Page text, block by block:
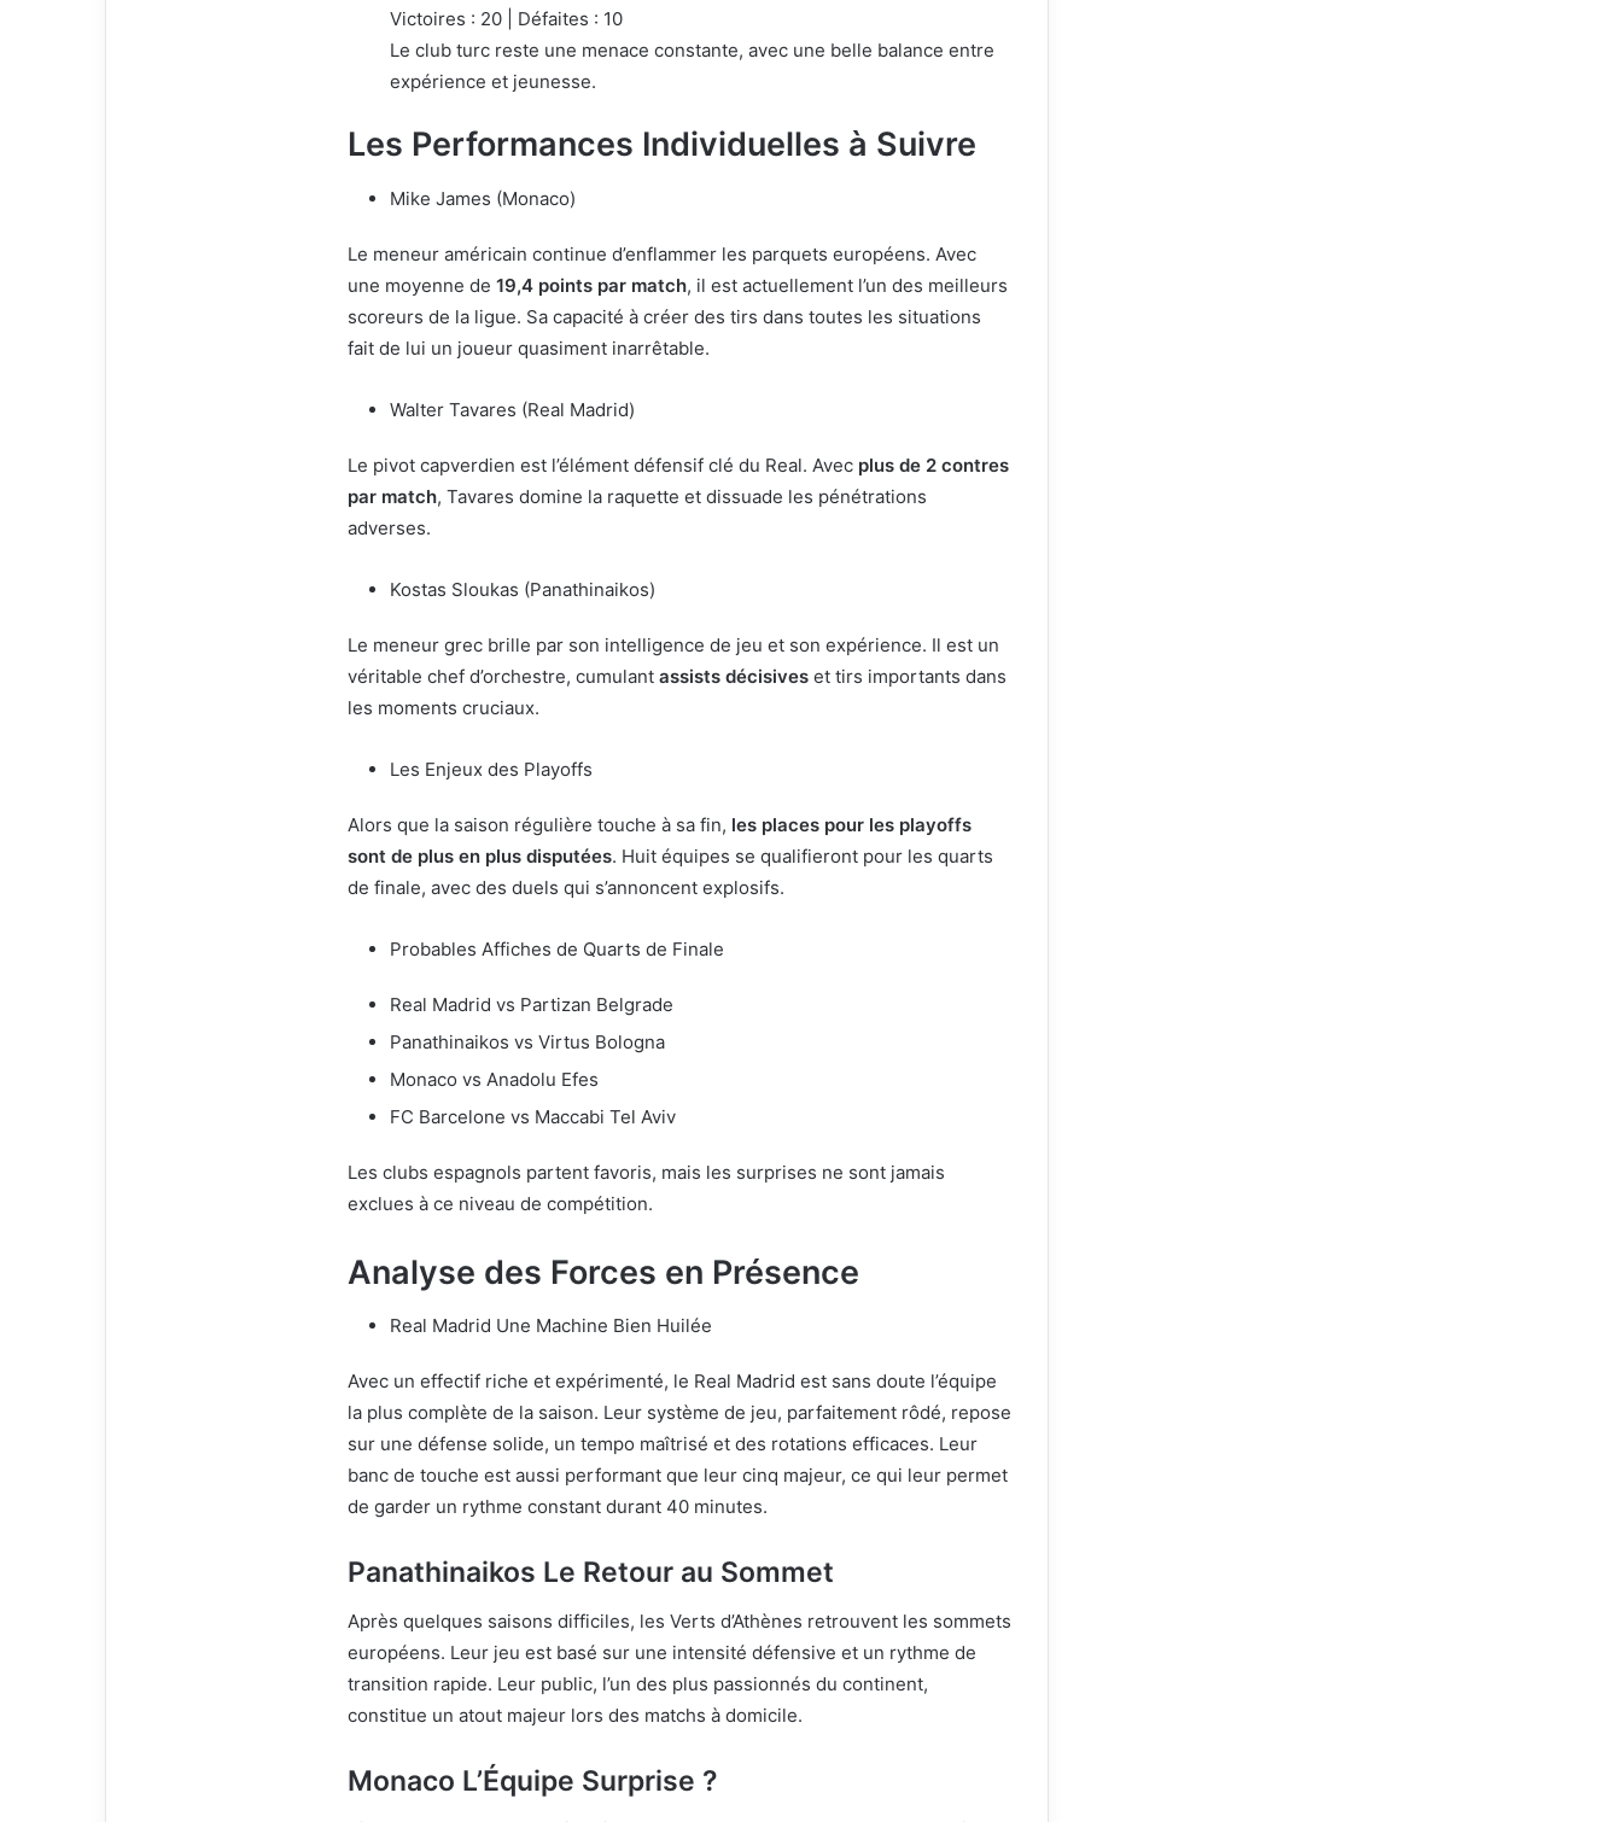
Victoires : 20 | Défaites : 10
Le club turc reste une menace constante, avec une belle balance entre
expérience et jeunesse.
Les Performances Individuelles à Suivre
Mike James (Monaco)
Le meneur américain continue d’enflammer les parquets européens. Avec
une moyenne de 19,4 points par match, il est actuellement l’un des meilleurs
scoreurs de la ligue. Sa capacité à créer des tirs dans toutes les situations
fait de lui un joueur quasiment inarrêtable.
Walter Tavares (Real Madrid)
Le pivot capverdien est l’élément défensif clé du Real. Avec plus de 2 contres
par match, Tavares domine la raquette et dissuade les pénétrations
adverses.
Kostas Sloukas (Panathinaikos)
Le meneur grec brille par son intelligence de jeu et son expérience. Il est un
véritable chef d’orchestre, cumulant assists décisives et tirs importants dans
les moments cruciaux.
Les Enjeux des Playoffs
Alors que la saison régulière touche à sa fin, les places pour les playoffs
sont de plus en plus disputées. Huit équipes se qualifieront pour les quarts
de finale, avec des duels qui s’annoncent explosifs.
Probables Affiches de Quarts de Finale
Real Madrid vs Partizan Belgrade
Panathinaikos vs Virtus Bologna
Monaco vs Anadolu Efes
FC Barcelone vs Maccabi Tel Aviv
Les clubs espagnols partent favoris, mais les surprises ne sont jamais
exclues à ce niveau de compétition.
Analyse des Forces en Présence
Real Madrid Une Machine Bien Huilée
Avec un effectif riche et expérimenté, le Real Madrid est sans doute l’équipe
la plus complète de la saison. Leur système de jeu, parfaitement rôdé, repose
sur une défense solide, un tempo maîtrisé et des rotations efficaces. Leur
banc de touche est aussi performant que leur cinq majeur, ce qui leur permet
de garder un rythme constant durant 40 minutes.
Panathinaikos Le Retour au Sommet
Après quelques saisons difficiles, les Verts d’Athènes retrouvent les sommets
européens. Leur jeu est basé sur une intensité défensive et un rythme de
transition rapide. Leur public, l’un des plus passionnés du continent,
constitue un atout majeur lors des matchs à domicile.
Monaco L’Équipe Surprise ?